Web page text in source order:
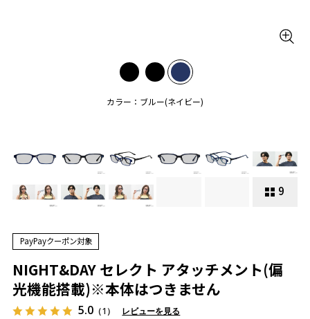
カラー：ブルー(ネイビー)
9
PayPayクーポン対象
NIGHT&DAY セレクト アタッチメント(偏
光機能搭載)※本体はつきません
5.0 （1） レビューを見る